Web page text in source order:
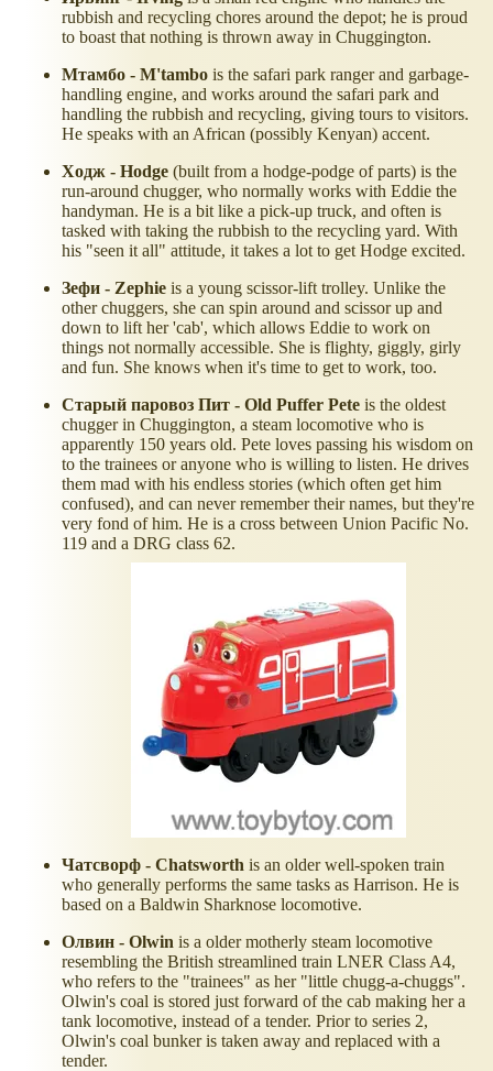
rubbish and recycling chores around the depot; he is proud
to boast that nothing is thrown away in Chuggington.
Мтамбо - M'tambo is the safari park ranger and garbage-
handling engine, and works around the safari park and
handling the rubbish and recycling, giving tours to visitors.
He speaks with an African (possibly Kenyan) accent.
Ходж - Hodge (built from a hodge-podge of parts) is the
run-around chugger, who normally works with Eddie the
handyman. He is a bit like a pick-up truck, and often is
tasked with taking the rubbish to the recycling yard. With
his "seen it all" attitude, it takes a lot to get Hodge excited.
Зефи - Zephie is a young scissor-lift trolley. Unlike the
other chuggers, she can spin around and scissor up and
down to lift her 'cab', which allows Eddie to work on
things not normally accessible. She is flighty, giggly, girly
and fun. She knows when it's time to get to work, too.
Старый паровоз Пит - Old Puffer Pete is the oldest
chugger in Chuggington, a steam locomotive who is
apparently 150 years old. Pete loves passing his wisdom on
to the trainees or anyone who is willing to listen. He drives
them mad with his endless stories (which often get him
confused), and can never remember their names, but they're
very fond of him. He is a cross between Union Pacific No.
119 and a DRG class 62.
Чатсворф - Chatsworth is an older well-spoken train
who generally performs the same tasks as Harrison. He is
based on a Baldwin Sharknose locomotive.
Олвин - Olwin is a older motherly steam locomotive
resembling the British streamlined train LNER Class A4,
who refers to the "trainees" as her "little chugg-a-chuggs".
Olwin's coal is stored just forward of the cab making her a
tank locomotive, instead of a tender. Prior to series 2,
Olwin's coal bunker is taken away and replaced with a
tender.